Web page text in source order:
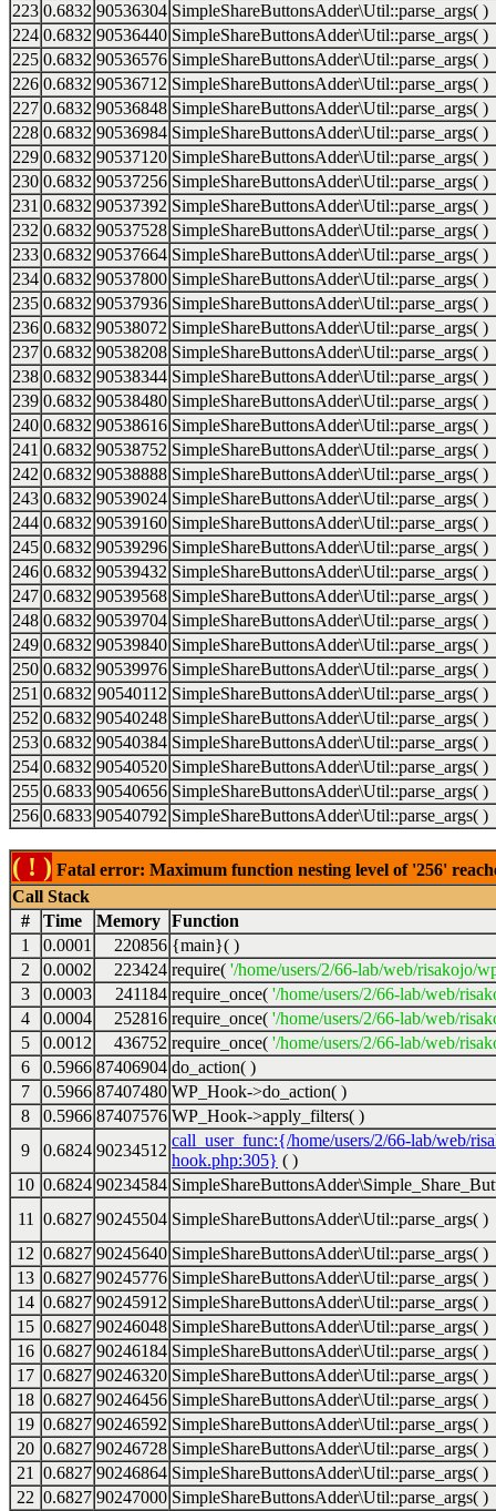
223 0.6832 90536304 SimpleShareButtonsAdder\Util::parse_args( )
224 0.6832 90536440 SimpleShareButtonsAdder\Util::parse_args( )
225 0.6832 90536576 SimpleShareButtonsAdder\Util::parse_args( )
226 0.6832 90536712 SimpleShareButtonsAdder\Util::parse_args( )
227 0.6832 90536848 SimpleShareButtonsAdder\Util::parse_args( )
228 0.6832 90536984 SimpleShareButtonsAdder\Util::parse_args( )
229 0.6832 90537120 SimpleShareButtonsAdder\Util::parse_args( )
230 0.6832 90537256 SimpleShareButtonsAdder\Util::parse_args( )
231 0.6832 90537392 SimpleShareButtonsAdder\Util::parse_args( )
232 0.6832 90537528 SimpleShareButtonsAdder\Util::parse_args( )
233 0.6832 90537664 SimpleShareButtonsAdder\Util::parse_args( )
234 0.6832 90537800 SimpleShareButtonsAdder\Util::parse_args( )
235 0.6832 90537936 SimpleShareButtonsAdder\Util::parse_args( )
236 0.6832 90538072 SimpleShareButtonsAdder\Util::parse_args( )
237 0.6832 90538208 SimpleShareButtonsAdder\Util::parse_args( )
238 0.6832 90538344 SimpleShareButtonsAdder\Util::parse_args( )
239 0.6832 90538480 SimpleShareButtonsAdder\Util::parse_args( )
240 0.6832 90538616 SimpleShareButtonsAdder\Util::parse_args( )
241 0.6832 90538752 SimpleShareButtonsAdder\Util::parse_args( )
242 0.6832 90538888 SimpleShareButtonsAdder\Util::parse_args( )
243 0.6832 90539024 SimpleShareButtonsAdder\Util::parse_args( )
244 0.6832 90539160 SimpleShareButtonsAdder\Util::parse_args( )
245 0.6832 90539296 SimpleShareButtonsAdder\Util::parse_args( )
246 0.6832 90539432 SimpleShareButtonsAdder\Util::parse_args( )
247 0.6832 90539568 SimpleShareButtonsAdder\Util::parse_args( )
248 0.6832 90539704 SimpleShareButtonsAdder\Util::parse_args( )
249 0.6832 90539840 SimpleShareButtonsAdder\Util::parse_args( )
250 0.6832 90539976 SimpleShareButtonsAdder\Util::parse_args( )
251 0.6832 90540112 SimpleShareButtonsAdder\Util::parse_args( )
252 0.6832 90540248 SimpleShareButtonsAdder\Util::parse_args( )
253 0.6832 90540384 SimpleShareButtonsAdder\Util::parse_args( )
254 0.6832 90540520 SimpleShareButtonsAdder\Util::parse_args( )
255 0.6833 90540656 SimpleShareButtonsAdder\Util::parse_args( )
256 0.6833 90540792 SimpleShareButtonsAdder\Util::parse_args( )
( ! ) Fatal error: Maximum function nesting level of '256'
Call Stack
#
Time Memory Function
1
0.0001 220856 {main}( )
2
0.0002 223424 require( '/home/users/2/66-lab/web/risakojo/
3
0.0003 241184 require_once( '/home/users/2/66-lab/web/
4
0.0004 252816 require_once( '/home/users/2/66-lab/web/
5
0.0012 436752 require_once( '/home/users/2/66-lab/web/
6
0.5966 87406904 do_action( )
7
0.5966 87407480 WP_Hook->do_action( )
8
0.5966 87407576 WP_Hook->apply_filters( )
9
0.6824 90234512
call_user_func:{/home/users/2/66-lab/web/
hook.php:305} ( )
10 0.6824 90234584
11
0.6827 90245504 SimpleShareButtonsAdder\Util::parse_args( )
12 0.6827 90245640 SimpleShareButtonsAdder\Util::parse_args( )
13 0.6827 90245776 SimpleShareButtonsAdder\Util::parse_args( )
14 0.6827 90245912 SimpleShareButtonsAdder\Util::parse_args( )
15 0.6827 90246048 SimpleShareButtonsAdder\Util::parse_args( )
16 0.6827 90246184 SimpleShareButtonsAdder\Util::parse_args( )
17 0.6827 90246320 SimpleShareButtonsAdder\Util::parse_args( )
18 0.6827 90246456 SimpleShareButtonsAdder\Util::parse_args( )
19 0.6827 90246592 SimpleShareButtonsAdder\Util::parse_args( )
20 0.6827 90246728 SimpleShareButtonsAdder\Util::parse_args( )
21
0.6827 90246864 SimpleShareButtonsAdder\Util::parse_args( )
22 0.6827 90247000 SimpleShareButtonsAdder\Util::parse_args( )